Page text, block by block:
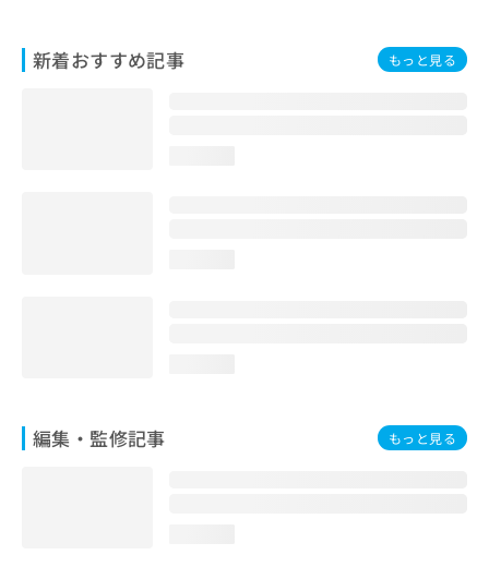
新着おすすめ記事 もっと見る
編集・監修記事 もっと見る
い